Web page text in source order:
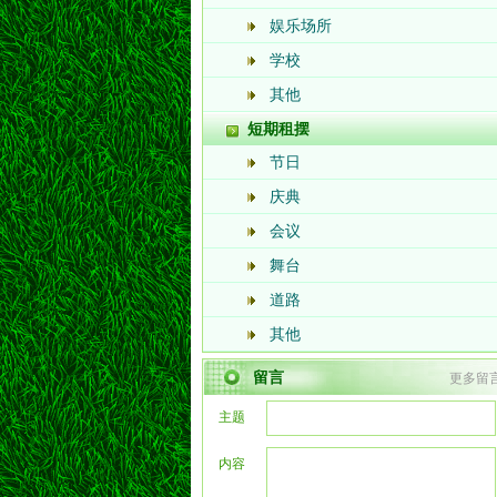
娱乐场所
学校
其他
短期租摆
节日
庆典
会议
舞台
道路
其他
留言 更多留
主题
内容